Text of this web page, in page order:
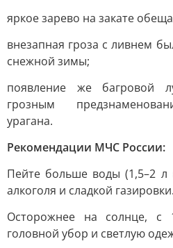
яркое зарево на закате
внезапная гроза с ливнем
снежной зимы;
появление же багровой
грозным
урагана.
Рекомендации МЧС России:
Пейте больше воды (1,5–2 л
алкоголя и сладкой газировки.
Осторожнее на солнце, с
головной убор и светлую